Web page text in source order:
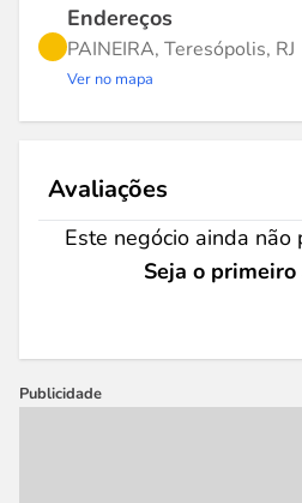
Endereços
PAINEIRA, Teresópolis, RJ
Ver no mapa
Avaliações
Este negócio ainda não
Seja o
Publicidade